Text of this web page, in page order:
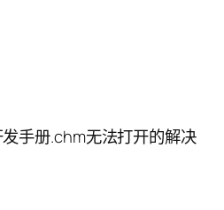
手册.chm无法打开的解决